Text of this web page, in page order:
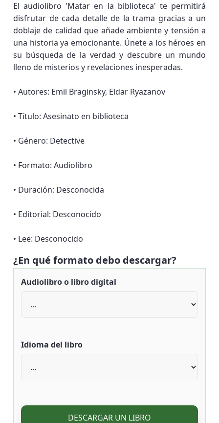
El audiolibro 'Matar en la biblioteca' te permitirá
disfrutar de cada detalle de la trama gracias a un
doblaje de calidad que añade ambiente y tensión a
una historia ya emocionante. Únete a los héroes en
su búsqueda de la verdad y descubre un mundo
lleno de misterios y revelaciones inesperadas.
• Autores: Emil Braginsky, Eldar Ryazanov
• Título: Asesinato en biblioteca
• Género: Detective
• Formato: Audiolibro
• Duración: Desconocida
• Editorial: Desconocido
• Lee: Desconocido
¿En qué formato debo descargar?
Audiolibro o libro digital
Idioma del libro
DESCARGAR UN LIBRO